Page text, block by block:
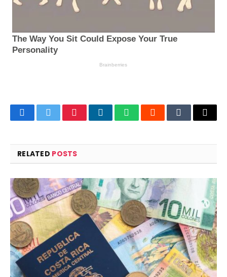
FacebookTwitterPinterestLinkedInWhatsAppRedditTumblrEmail
RELATED POSTS